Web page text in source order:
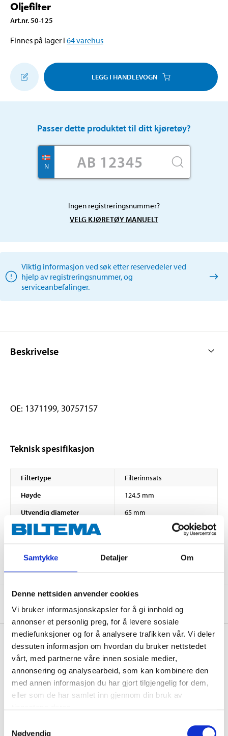
Samtykke Detaljer Om
Denne nettsiden anvender cookies
Vi bruker informasjonskapsler for å gi innhold og
annonser et personlig preg, for å levere sosiale
mediefunksjoner og for å analysere trafikken vår. Vi deler
dessuten informasjon om hvordan du bruker nettstedet
vårt, med partnerne våre innen sosiale medier,
annonsering og analysearbeid, som kan kombinere den
med annen informasjon du har gjort tilgjengelig for dem,
eller som de har samlet inn gjennom din bruk av
Nødvendig
Oljefilter
Art.nr. 50-125
Finnes på lager i 64varehus
LEGG I HANDLEVOGN
Passer dette produktet til ditt kjøretøy?
N
Ingen registreringsnummer?
VELG KJØRETØY MANUELT
Viktig informasjon ved søk etter reservedeler ved
hjelp av registreringsnummer, og
serviceanbefalinger.
Beskrivelse
OE: 1371199, 30757157
Teknisk spesifikasjon
Filtertype
Filterinnsats
Høyde
124,5 mm
Utvendig diameter
65 mm
Innvendig diameter
Innvendig diameter 2
31,5 mm
Om produsenten
Kjøp & Hent
Kjøp & Hent i ditt varehus.
LES MER